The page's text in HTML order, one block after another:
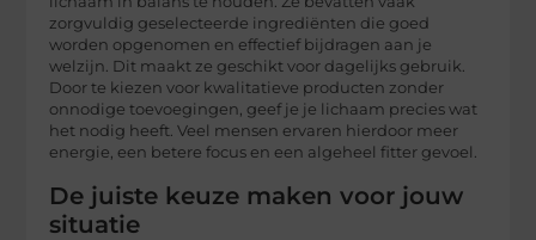
zorgvuldig geselecteerde ingrediënten die goed
worden opgenomen en effectief bijdragen aan je
welzijn. Dit maakt ze geschikt voor dagelijks gebruik.
Door te kiezen voor kwalitatieve producten zonder
onnodige toevoegingen, geef je je lichaam precies wat
het nodig heeft. Veel mensen ervaren hierdoor meer
energie, een betere focus en een algeheel fitter gevoel.
De juiste keuze maken voor jouw
situatie